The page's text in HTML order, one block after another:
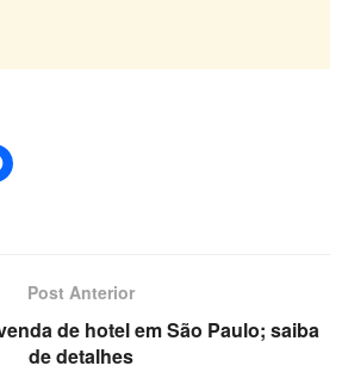
Post Anterior
de hotel em São Paulo; saiba
de detalhes